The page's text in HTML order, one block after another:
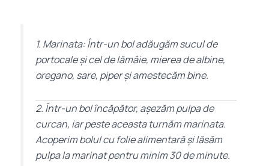
1. Marinata: Într-un bol adăugăm sucul de
portocale și cel de lămâie, mierea de albine,
oregano, sare, piper și amestecăm bine.
2. Într-un bol încăpător, așezăm pulpa de
curcan, iar peste aceasta turnăm marinata.
Acoperim bolul cu folie alimentară și lăsăm
pulpa la marinat pentru minim 30 de minute.